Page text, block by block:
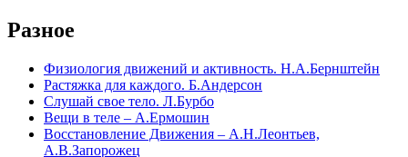
Разное
Физиология движений и активность. Н.А.Бернштейн
Растяжка для каждого. Б.Андерсон
Слушай свое тело. Л.Бурбо
Вещи в теле – А.Ермошин
Восстановление Движения – А.Н.Леонтьев,
А.В.Запорожец